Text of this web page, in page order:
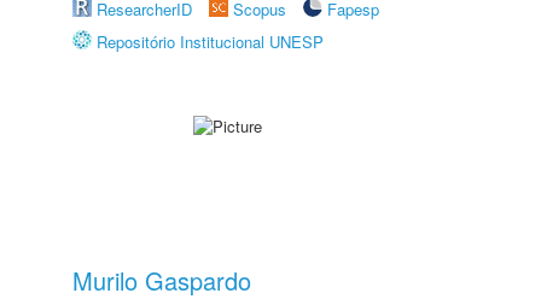
ResearcherID
Scopus
Fapesp
Repositório Institucional UNESP
Murilo Gaspardo